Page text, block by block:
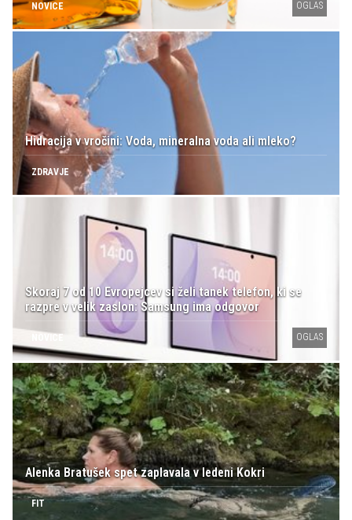
NOVICE OGLAS
Hidracija v vročini: Voda, mineralna voda ali mleko?
ZDRAVJE
Skoraj 7 od 10 Evropejcev si želi tanek telefon, ki se
razpre v velik zaslon: Samsung ima odgovor
NOVICE OGLAS
Alenka Bratušek spet zaplavala v ledeni Kokri
FIT